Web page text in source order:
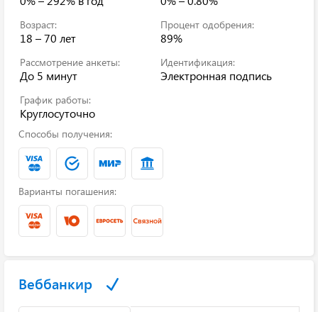
Возраст:
18 – 70 лет
Процент одобрения:
89%
Рассмотрение анкеты:
До 5 минут
Идентификация:
Электронная подпись
График работы:
Круглосуточно
Способы получения:
Варианты погашения:
Веббанкир